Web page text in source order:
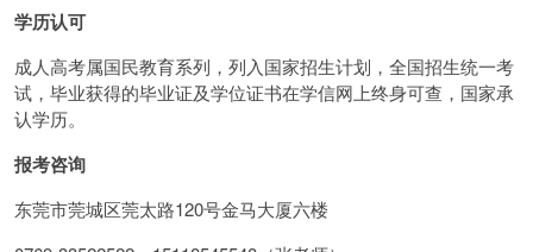
学历认可
成人高考属国民教育系列，列入国家招生计划，全国招生统一考
试，毕业获得的毕业证及学位证书在学信网上终身可查，国家承
认学历。
报考咨询
东莞市莞城区莞太路120号金马大厦六楼